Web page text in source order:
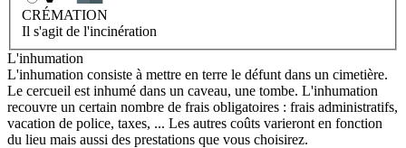
CRÉMATION
Il s'agit de l'incinération
L'inhumation
L'inhumation consiste à mettre en terre le défunt dans un cimetière.
Le cercueil est inhumé dans un caveau, une tombe. L'inhumation
recouvre un certain nombre de frais obligatoires : frais administratifs,
vacation de police, taxes, ... Les autres coûts varieront en fonction
du lieu mais aussi des prestations que vous choisirez.